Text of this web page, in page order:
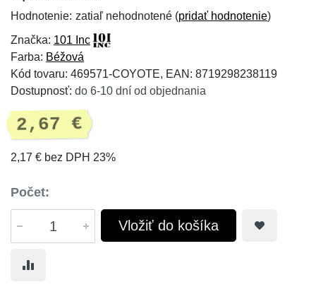
Hodnotenie: zatiaľ nehodnotené (pridať hodnotenie)
Značka: 101 Inc
Farba: Béžová
Kód tovaru: 469571-COYOTE, EAN: 8719298238119
Dostupnosť: do 6-10 dní od objednania
2,67 €
2,17 € bez DPH 23%
Počet:
Vložiť do košíka